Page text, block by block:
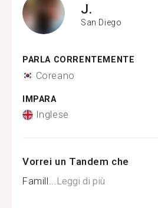
J.
San Diego
PARLA CORRENTEMENTE
Coreano
IMPARA
Inglese
Vorrei un Tandem che
Famill...Leggi di più